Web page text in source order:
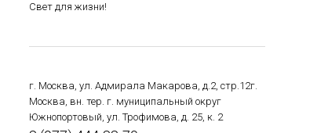
Свет для жизни!
г. Москва, ул. Адмирала Макарова, д.2, стр.12г.
Москва, вн. тер. г. муниципальный округ
Южнопортовый, ул. Трофимова, д. 25, к. 2